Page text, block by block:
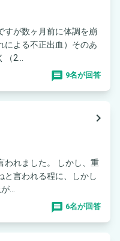
すが数ヶ月前に体調を崩
による不正出血）そのあ
2...
9名が回答
navigate_next
われました。 しかし、重
と言われる程に、しかし
...
6名が回答